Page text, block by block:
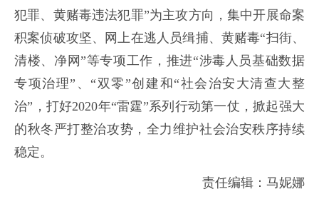
犯罪、黄赌毒违法犯罪”为主攻方向，集中开展命案
积案侦破攻坚、网上在逃人员缉捕、黄赌毒“扫街、
清楼、净网”等专项工作，推进“涉毒人员基础数据
专项治理”、“双零”创建和“社会治安大清查大整
治”，打好2020年“雷霆”系列行动第一仗，掀起强大
的秋冬严打整治攻势，全力维护社会治安秩序持续
稳定。
责任编辑：马妮娜